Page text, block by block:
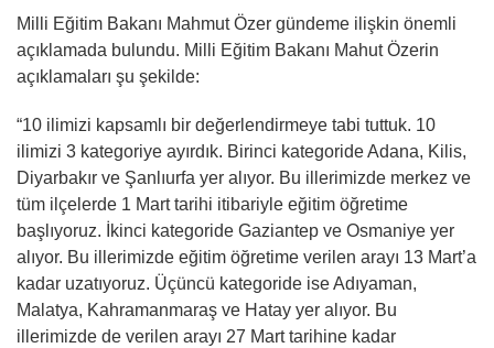
Milli Eğitim Bakanı Mahmut Özer gündeme ilişkin önemli
açıklamada bulundu. Milli Eğitim Bakanı Mahut Özerin
açıklamaları şu şekilde:
“10 ilimizi kapsamlı bir değerlendirmeye tabi tuttuk. 10
ilimizi 3 kategoriye ayırdık. Birinci kategoride Adana, Kilis,
Diyarbakır ve Şanlıurfa yer alıyor. Bu illerimizde merkez ve
tüm ilçelerde 1 Mart tarihi itibariyle eğitim öğretime
başlıyoruz. İkinci kategoride Gaziantep ve Osmaniye yer
alıyor. Bu illerimizde eğitim öğretime verilen arayı 13 Mart’a
kadar uzatıyoruz. Üçüncü kategoride ise Adıyaman,
Malatya, Kahramanmaraş ve Hatay yer alıyor. Bu
illerimizde de verilen arayı 27 Mart tarihine kadar